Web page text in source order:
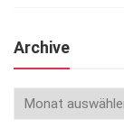
Archive